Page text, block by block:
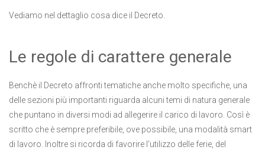
Vediamo nel dettaglio cosa dice il Decreto.
Le regole di carattere generale
Benchè il Decreto affronti tematiche anche molto specifiche, una
delle sezioni più importanti riguarda alcuni temi di natura generale
che puntano in diversi modi ad allegerire il carico di lavoro. Così è
scritto che è sempre preferibile, ove possibile, una modalità smart
di lavoro. Inoltre si ricorda di favorire l'utilizzo delle ferie, del